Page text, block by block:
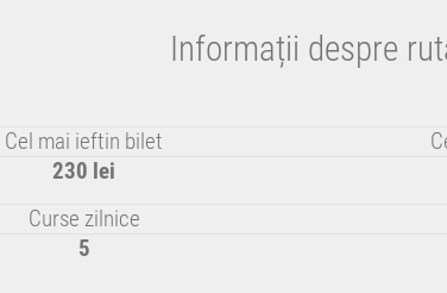
Informații despre
Cel mai ieftin bilet
230 lei
Curse zilnice
5